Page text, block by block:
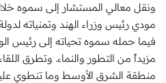
ونقل معالي المستشار إلى سموه خلال
مودي رئيس وزراء الهند وتمنياته لدولة
فيما حمله سموه تحياته إلى رئيس
مزيداً من التطور والنماء. وتطرق
منطقة الشرق الأوسط وما تنطوي